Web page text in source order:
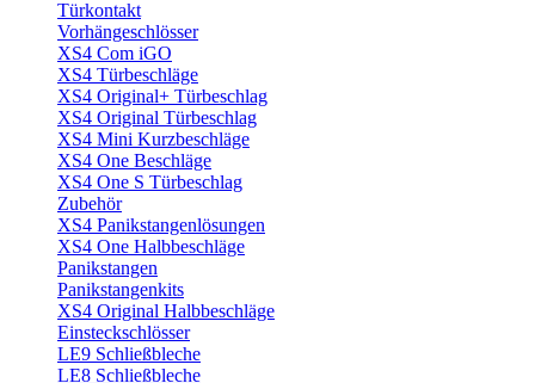
Türkontakt
Vorhängeschlösser
XS4 Com iGO
XS4 Türbeschläge
XS4 Original+ Türbeschlag
XS4 Original Türbeschlag
XS4 Mini Kurzbeschläge
XS4 One Beschläge
XS4 One S Türbeschlag
Zubehör
XS4 Panikstangenlösungen
XS4 One Halbbeschläge
Panikstangen
Panikstangenkits
XS4 Original Halbbeschläge
Einsteckschlösser
LE9 Schließbleche
LE8 Schließbleche